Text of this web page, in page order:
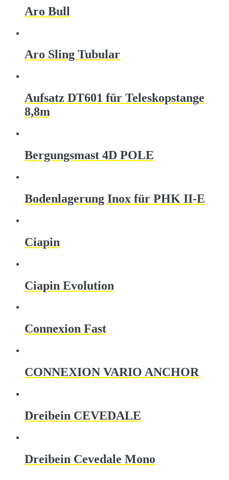
Aro Bull
Aro Sling Tubular
Aufsatz DT601 für Teleskopstange
8,8m
Bergungsmast 4D POLE
Bodenlagerung Inox für PHK II-E
Ciapin
Ciapin Evolution
Connexion Fast
CONNEXION VARIO ANCHOR
Dreibein CEVEDALE
Dreibein Cevedale Mono